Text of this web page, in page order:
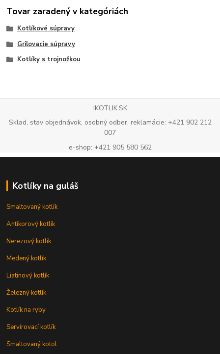
Tovar zaradený v kategóriách
Kotlíkové súpravy
Grilovacie súpravy
Kotlíky s trojnožkou
IKOTLIK.SK
Sklad, stav objednávok, osobný odber, reklamácie: +421 902 212
007
e-shop: +421 905 580 562
Kotlíky na guláš
Smaltovaný kotlík
Antikorový kotlík
Nerezový kotlík
Medený kotlík
Liatinový kotlík
Železný kotlík
Kotlík na ryby
Servírovací kotlík
Smaltovaný kotol